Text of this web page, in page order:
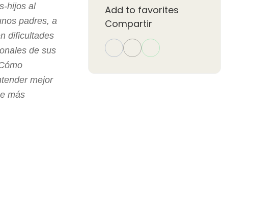
hijos al
padres, a
dificultades
de sus
mejor
más
Add to favorites
Compartir